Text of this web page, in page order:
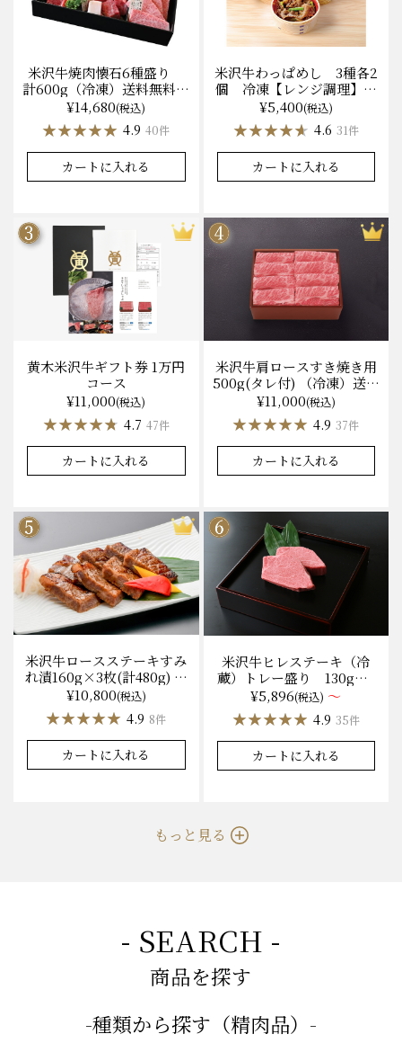
米沢牛焼肉懐石6種盛り
計600g（冷凍）送料無料
化粧箱入
¥14,680(税込)
★★★★★
★★★★★ 4.9 40件
カートに入れる
米沢牛わっぱめし 3種各2
個 冷凍【レンジ調理】化
粧箱入
¥5,400(税込)
★★★★★
★★★★★ 4.6 31件
カートに入れる
黄木米沢牛ギフト券 1万円
コース
¥11,000(税込)
★★★★★
★★★★★ 4.7 47件
カートに入れる
米沢牛肩ロースすき焼き用
500g(タレ付) （冷凍）送料
無料 化粧箱入
¥11,000(税込)
★★★★★
★★★★★ 4.9 37件
カートに入れる
米沢牛ロースステーキすみ
れ漬160g×3枚(計480g) 木
箱入 味噌酒粕漬け/冷蔵
送料無料
¥10,800(税込)
★★★★★
★★★★★ 4.9 8件
カートに入れる
米沢牛ヒレステーキ（冷
蔵）トレー盛り 130g×1
枚から量り売り
¥5,896(税込) ～
★★★★★
★★★★★ 4.9 35件
カートに入れる
もっと見る
- SEARCH -
商品を探す
-種類から探す（精肉品）-